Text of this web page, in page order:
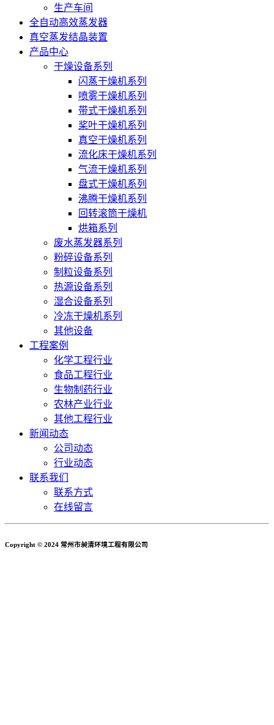
生产车间
全自动高效蒸发器
真空蒸发结晶装置
产品中心
干燥设备系列
闪蒸干燥机系列
喷雾干燥机系列
带式干燥机系列
桨叶干燥机系列
真空干燥机系列
流化床干燥机系列
气流干燥机系列
盘式干燥机系列
沸腾干燥机系列
回转滚筒干燥机
烘箱系列
废水蒸发器系列
粉碎设备系列
制粒设备系列
热源设备系列
湿合设备系列
冷冻干燥机系列
其他设备
工程案例
化学工程行业
食品工程行业
生物制药行业
农林产业行业
其他工程行业
新闻动态
公司动态
行业动态
联系我们
联系方式
在线留言
Copyright © 2024 常州市昶清环境工程有限公司